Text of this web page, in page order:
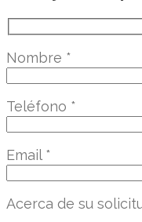
Nombre *
Teléfono *
Email *
Acerca de su